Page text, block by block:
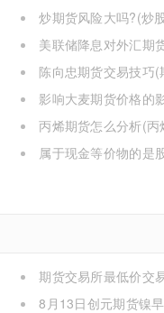
炒期货风险大吗?(炒
美联储降息对外汇期
格的影响有哪些)
陈向忠期货交易技巧
影响大麦期货价格的
有哪些)
丙烯期货怎么分析(
属于现金等价物的是
期货交易所最低价交
8月13日创元期货镍